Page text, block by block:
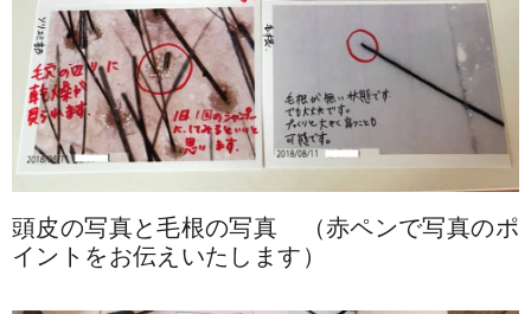
頭皮の写真と毛根の写真 （赤ペンで写真のポ
イントをお伝えいたします）